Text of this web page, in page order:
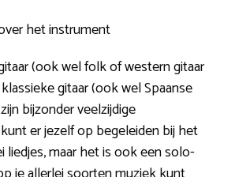
het instrument
(ook wel folk of western gitaar
gitaar (ook wel Spaanse
bijzonder veelzijdige
er jezelf op begeleiden bij het
liedjes, maar het is ook een solo-